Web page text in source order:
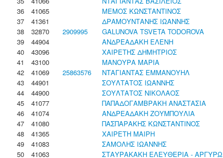
36
41065 ΜΕΜΟΣ ΚΩΝΣΤΑΝΤΙΝΟΣ
37
41361 ΔΡΑΜΟΥΝΤΑΝΗΣ ΙΩΑΝΝΗΣ
38
32870 2909995 GALUNOVA TSVETA TODOROVA
39
44904 ΑΝΔΡΕΑΔΑΚΗ ΕΛΕΝΗ
40
43096 ΧΑΙΡΕΤΗΣ ΔΗΜΗΤΡΙΟΣ
41
43100 ΜΑΝΟΥΡΑ ΜΑΡΙΑ
42
41069 25863576 ΝΤΑΓΙΑΝΤΑΣ ΕΜΜΑΝΟΥΗΛ
43
44901 ΣΟΥΛΤΑΤΟΣ ΙΩΑΝΝΗΣ
44
44900 ΣΟΥΛΤΑΤΟΣ ΝΙΚΟΛΑΟΣ
45
41077 ΠΑΠΑΔΟΓΑΜΒΡΑΚΗ ΑΝΑΣΤΑΣΙΑ
46
41074 ΑΝΔΡΕΑΔΑΚΗ ΖΟΥΜΠΟΥΛΙΑ
47
41080 ΠΑΣΠΑΡΑΚΗΣ ΚΩΝΣΤΑΝΤΙΝΟΣ
48
41365 ΧΑΙΡΕΤΗ ΜΑΙΡΗ
49
41083 ΣΑΜΟΛΗΣ ΙΩΑΝΝΗΣ
50
41063 ΣΤΑΥΡΑΚΑΚΗ ΕΛΕΥΘΕΡΙΑ - ΑΡΓΥΡΩ